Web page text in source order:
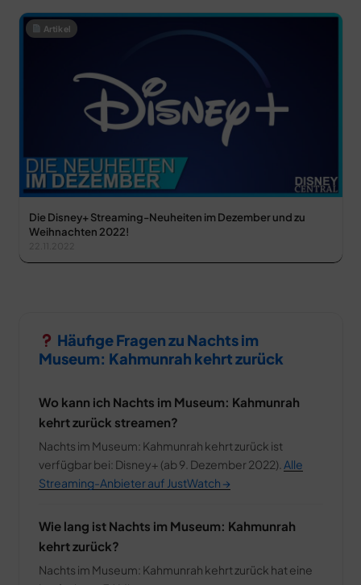
Artikel
Die Disney+ Streaming-Neuheiten im Dezember und zu
Weihnachten 2022!
Häufige Fragen zu Nachts im
Museum: Kahmunrah kehrt zurück
Wo kann ich Nachts im Museum: Kahmunrah
kehrt zurück streamen?
Nachts im Museum: Kahmunrah kehrt zurück ist
verfügbar bei: Disney+ (ab 9. Dezember 2022). Alle
Streaming-Anbieter auf JustWatch →
Wie lang ist Nachts im Museum: Kahmunrah
kehrt zurück?
Nachts im Museum: Kahmunrah kehrt zurück hat eine